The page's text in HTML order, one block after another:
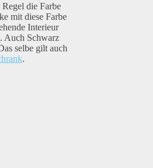
die Farbe
mit diese Farbe
Interieur
Auch Schwarz
selbe gilt auch
.